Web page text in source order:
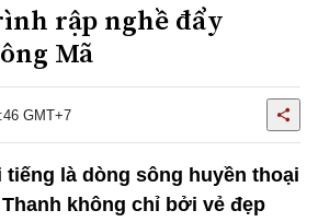
rập nghề đẩy
Mã
GMT+7
tiếng là dòng sông huyền thoại
không chỉ bởi vẻ đẹp